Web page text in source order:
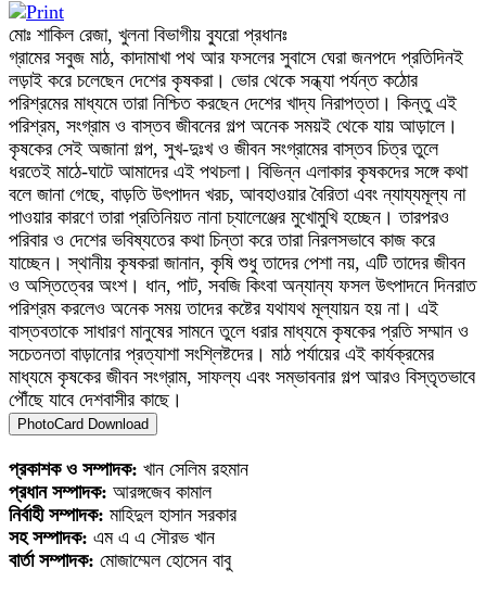
মোঃ শাকিল রেজা, খুলনা বিভাগীয় ব্যুরো প্রধানঃ
গ্রামের সবুজ মাঠ, কাদামাখা পথ আর ফসলের সুবাসে ঘেরা জনপদে প্রতিদিনই
লড়াই করে চলেছেন দেশের কৃষকরা। ভোর থেকে সন্ধ্যা পর্যন্ত কঠোর
পরিশ্রমের মাধ্যমে তারা নিশ্চিত করছেন দেশের খাদ্য নিরাপত্তা। কিন্তু এই
পরিশ্রম, সংগ্রাম ও বাস্তব জীবনের গল্প অনেক সময়ই থেকে যায় আড়ালে।
কৃষকের সেই অজানা গল্প, সুখ-দুঃখ ও জীবন সংগ্রামের বাস্তব চিত্র তুলে
ধরতেই মাঠে-ঘাটে আমাদের এই পথচলা। বিভিন্ন এলাকার কৃষকদের সঙ্গে কথা
বলে জানা গেছে, বাড়তি উৎপাদন খরচ, আবহাওয়ার বৈরিতা এবং ন্যায্যমূল্য না
পাওয়ার কারণে তারা প্রতিনিয়ত নানা চ্যালেঞ্জের মুখোমুখি হচ্ছেন। তারপরও
পরিবার ও দেশের ভবিষ্যতের কথা চিন্তা করে তারা নিরলসভাবে কাজ করে
যাচ্ছেন। স্থানীয় কৃষকরা জানান, কৃষি শুধু তাদের পেশা নয়, এটি তাদের জীবন
ও অস্তিত্বের অংশ। ধান, পাট, সবজি কিংবা অন্যান্য ফসল উৎপাদনে দিনরাত
পরিশ্রম করলেও অনেক সময় তাদের কষ্টের যথাযথ মূল্যায়ন হয় না। এই
বাস্তবতাকে সাধারণ মানুষের সামনে তুলে ধরার মাধ্যমে কৃষকের প্রতি সম্মান ও
সচেতনতা বাড়ানোর প্রত্যাশা সংশ্লিষ্টদের। মাঠ পর্যায়ের এই কার্যক্রমের
মাধ্যমে কৃষকের জীবন সংগ্রাম, সাফল্য এবং সম্ভাবনার গল্প আরও বিস্তৃতভাবে
পৌঁছে যাবে দেশবাসীর কাছে।
PhotoCard Download
প্রকাশক ও সম্পাদক: খান সেলিম রহমান
প্রধান সম্পাদক: আরঙ্গজেব কামাল
নির্বাহী সম্পাদক: মাহিদুল হাসান সরকার
সহ সম্পাদক: এম এ এ সৌরভ খান
বার্তা সম্পাদক: মোজাম্মেল হোসেন বাবু